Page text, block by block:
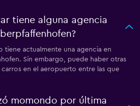
tiene alguna agencia
tiene actualmente una agencia en
Sin embargo, puede haber otras
en el aeropuerto entre las que
momondo por última